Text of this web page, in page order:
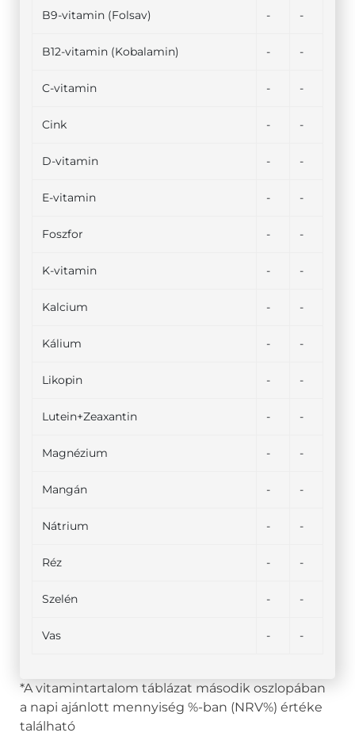
B9-vitamin (Folsav) - -
B12-vitamin (Kobalamin) - -
C-vitamin - -
Cink - -
D-vitamin - -
E-vitamin - -
Foszfor - -
K-vitamin - -
Kalcium - -
Kálium - -
Likopin - -
Lutein+Zeaxantin - -
Magnézium - -
Mangán - -
Nátrium - -
Réz - -
Szelén - -
Vas - -
*A vitamintartalom táblázat második oszlopában
a napi ajánlott mennyiség %-ban (NRV%) értéke
található